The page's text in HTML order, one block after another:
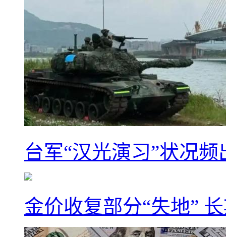
台军“汉光演习”状况
金价收复部分“失地”